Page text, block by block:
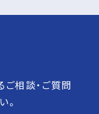
相談・ご質問
。